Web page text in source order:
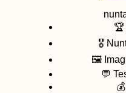
🏆
🎖️
🖼️
💬